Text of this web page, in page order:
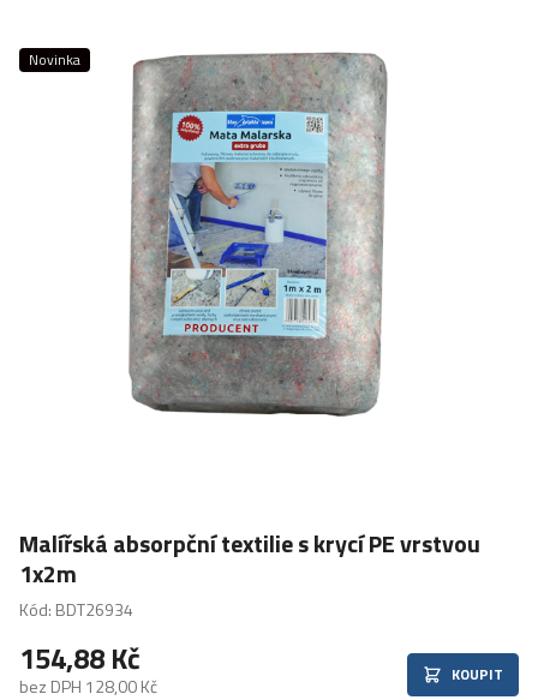
Novinka
Malířská absorpční textilie s krycí PE vrstvou
1x2m
Kód: BDT26934
154,88 Kč
bez DPH 128,00 Kč KOUPIT